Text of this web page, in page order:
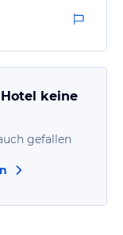
Angebot.
i D und CZ
keine
gefallen